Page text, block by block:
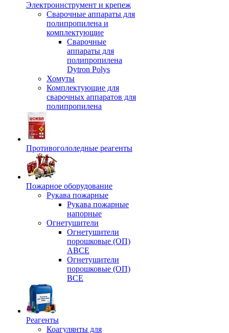
Электроинструмент и крепеж
Сварочные аппараты для
полипропилена и
комплектующие
Сварочные
аппараты для
полипропилена
Dytron Polys
Хомуты
Комплектующие для
сварочных аппаратов для
полипропилена
Противогололедные реагенты
Пожарное оборудование
Рукава пожарные
Рукава пожарные
напорные
Огнетушители
Огнетушители
порошковые (ОП)
АВСЕ
Огнетушители
порошковые (ОП)
ВСЕ
Реагенты
Коагулянты для